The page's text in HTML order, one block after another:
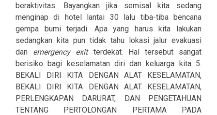
beraktivitas. Bayangkan jika semisal kita sedang
menginap di hotel lantai 30 lalu tiba-tiba bencana
gempa bumi terjadi. Apa yang harus kita lakukan
sedangkan kita pun tidak tahu lokasi jalur evakuasi
dan emergency exitterdekat. Hal tersebut sangat
berisiko bagi keselamatan diri dan keluarga kita 5.
BEKALI DIRI KITA DENGAN ALAT KESELAMATAN,
BEKALI DIRI KITA DENGAN ALAT KESELAMATAN,
PERLENGKAPAN DARURAT, DAN PENGETAHUAN
TENTANG PERTOLONGAN PERTAMA PADA